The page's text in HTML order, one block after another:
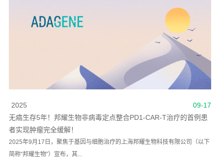
09-17
2025
无癌生存5年！邦耀生物非病毒定点整合PD1-CAR-T治疗的首例患
者实现肿瘤完全缓解！
2025年9月17日，聚焦于基因与细胞治疗的上海邦耀生物科技有限公司（以下
简称“邦耀生物”）宣布，其...